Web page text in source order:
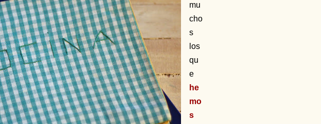
mu
cho
s
los
qu
e
he
mo
s